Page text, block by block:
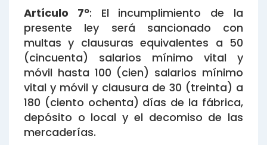
Artículo 7º: El incumplimiento de la
presente ley será sancionado con
multas y clausuras equivalentes a 50
(cincuenta) salarios mínimo vital y
móvil hasta 100 (cien) salarios mínimo
vital y móvil y clausura de 30 (treinta) a
180 (ciento ochenta) días de la fábrica,
depósito o local y el decomiso de las
mercaderías.